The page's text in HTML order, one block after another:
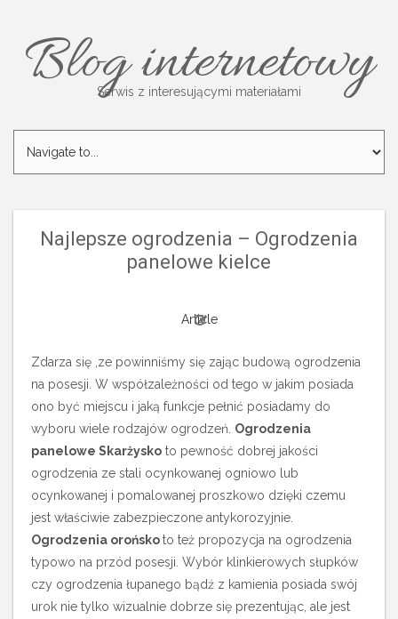
Blog internetowy
Serwis z interesującymi materiałami
Najlepsze ogrodzenia – Ogrodzenia
panelowe kielce
Article
Zdarza się ,ze powinniśmy się zając budową ogrodzenia
na posesji. W współzależności od tego w jakim posiada
ono być miejscu i jaką funkcje pełnić posiadamy do
wyboru wiele rodzajów ogrodzeń. Ogrodzenia
panelowe Skarżysko to pewność dobrej jakości
ogrodzenia ze stali ocynkowanej ogniowo lub
ocynkowanej i pomalowanej proszkowo dzięki czemu
jest właściwie zabezpieczone antykorozyjnie.
Ogrodzenia orońskoto też propozycja na ogrodzenia
typowo na przód posesji. Wybór klinkierowych słupków
czy ogrodzenia łupanego bądź z kamienia posiada swój
urok nie tylko wizualnie dobrze się prezentując, ale jest